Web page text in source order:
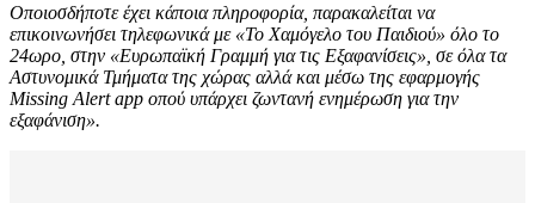
Οποιοσδήποτε έχει κάποια πληροφορία, παρακαλείται να
επικοινωνήσει τηλεφωνικά με «Το Χαμόγελο του Παιδιού» όλο το
24ωρο, στην «Ευρωπαϊκή Γραμμή για τις Εξαφανίσεις», σε όλα τα
Αστυνομικά Τμήματα της χώρας αλλά και μέσω της εφαρμογής
Missing Alert app οπού υπάρχει ζωντανή ενημέρωση για την
εξαφάνιση».